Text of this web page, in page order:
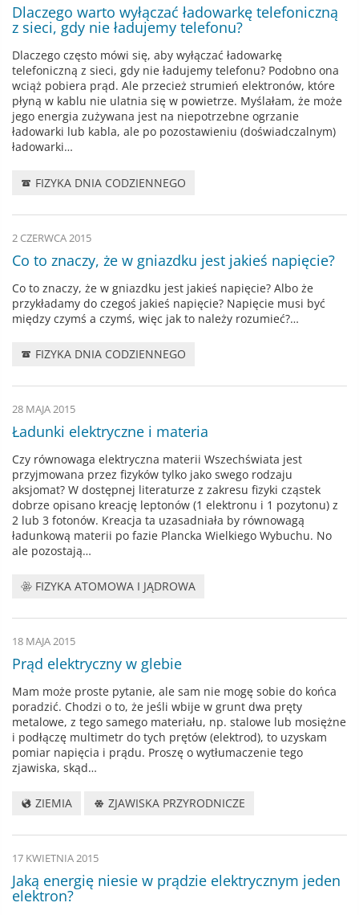
Dlaczego warto wyłączać ładowarkę telefoniczną
z sieci, gdy nie ładujemy telefonu?
Dlaczego często mówi się, aby wyłączać ładowarkę
telefoniczną z sieci, gdy nie ładujemy telefonu? Podobno ona
wciąż pobiera prąd. Ale przecież strumień elektronów, które
płyną w kablu nie ulatnia się w powietrze. Myślałam, że może
jego energia zużywana jest na niepotrzebne ogrzanie
ładowarki lub kabla, ale po pozostawieniu (doświadczalnym)
ładowarki…
FIZYKA DNIA CODZIENNEGO
2 CZERWCA 2015
Co to znaczy, że w gniazdku jest jakieś napięcie?
Co to znaczy, że w gniazdku jest jakieś napięcie? Albo że
przykładamy do czegoś jakieś napięcie? Napięcie musi być
między czymś a czymś, więc jak to należy rozumieć?…
FIZYKA DNIA CODZIENNEGO
28 MAJA 2015
Ładunki elektryczne i materia
Czy równowaga elektryczna materii Wszechświata jest
przyjmowana przez fizyków tylko jako swego rodzaju
aksjomat? W dostępnej literaturze z zakresu fizyki cząstek
dobrze opisano kreację leptonów (1 elektronu i 1 pozytonu) z
2 lub 3 fotonów. Kreacja ta uzasadniała by równowagą
ładunkową materii po fazie Plancka Wielkiego Wybuchu. No
ale pozostają…
FIZYKA ATOMOWA I JĄDROWA
18 MAJA 2015
Prąd elektryczny w glebie
Mam może proste pytanie, ale sam nie mogę sobie do końca
poradzić. Chodzi o to, że jeśli wbije w grunt dwa pręty
metalowe, z tego samego materiału, np. stalowe lub mosiężne
i podłączę multimetr do tych prętów (elektrod), to uzyskam
pomiar napięcia i prądu. Proszę o wytłumaczenie tego
zjawiska, skąd…
ZIEMIA ZJAWISKA PRZYRODNICZE
17 KWIETNIA 2015
Jaką energię niesie w prądzie elektrycznym jeden
elektron?